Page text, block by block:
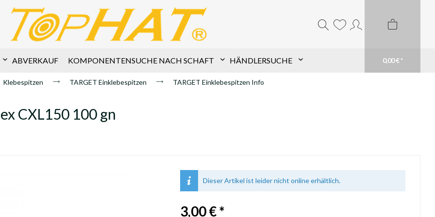
0,00 € *
ABVERKAUF KOMPONENTENSUCHE NACH SCHAFT HÄNDLERSUCHE
Suchfeldmehr erfahren
Klebespitzen TARGET Einklebespitzen TARGET Einklebespitzen Info
CXL150 100 gn
Dieser Artikel ist leider nicht online erhältlich.
3,00 € *